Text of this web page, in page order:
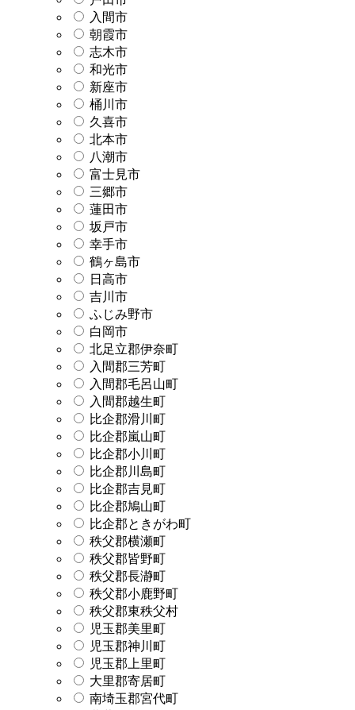
入間市
朝霞市
志木市
和光市
新座市
桶川市
久喜市
北本市
八潮市
富士見市
三郷市
蓮田市
坂戸市
幸手市
鶴ヶ島市
日高市
吉川市
ふじみ野市
白岡市
北足立郡伊奈町
入間郡三芳町
入間郡毛呂山町
入間郡越生町
比企郡滑川町
比企郡嵐山町
比企郡小川町
比企郡川島町
比企郡吉見町
比企郡鳩山町
比企郡ときがわ町
秩父郡横瀬町
秩父郡皆野町
秩父郡長瀞町
秩父郡小鹿野町
秩父郡東秩父村
児玉郡美里町
児玉郡神川町
児玉郡上里町
大里郡寄居町
南埼玉郡宮代町